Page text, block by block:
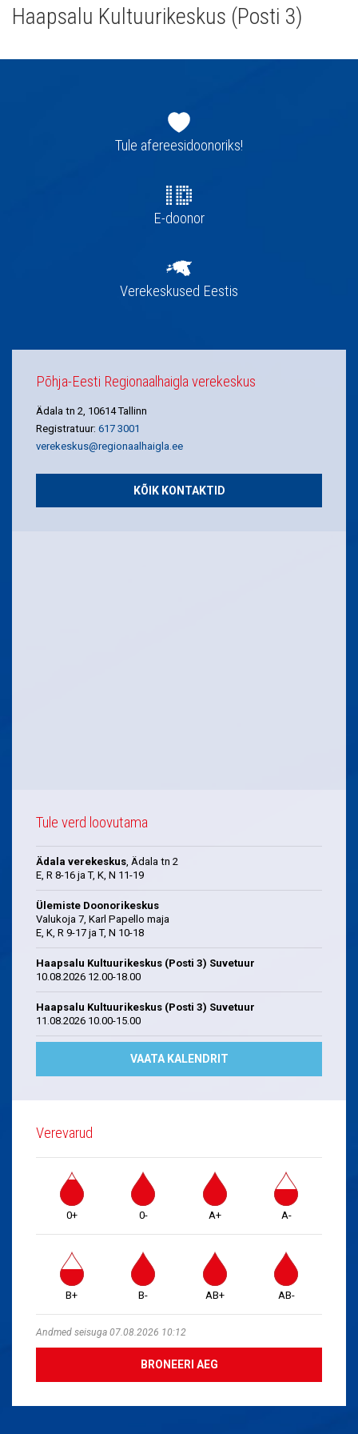
Haapsalu Kultuurikeskus (Posti 3)
navigatsioonTule afereesidoonoriks!
E-doonor
Verekeskused Eestis
Põhja-Eesti Regionaalhaigla verekeskus
Ädala tn 2, 10614 Tallinn
Registratuur: 617 3001
verekeskus@regionaalhaigla.ee
KÕIK KONTAKTID
Tule verd loovutama
Ädala verekeskus, Ädala tn 2
E, R 8-16 ja T, K, N 11-19
Ülemiste Doonorikeskus
Valukoja 7, Karl Papello maja
E, K, R 9-17 ja T, N 10-18
Haapsalu Kultuurikeskus (Posti 3) Suvetuur
10.08.2026 12.00-18.00
Haapsalu Kultuurikeskus (Posti 3) Suvetuur
11.08.2026 10.00-15.00
VAATA KALENDRIT
Verevarud
0+ 0- A+ A-
B+ B- AB+ AB-
Andmed seisuga 07.08.2026 10:12
BRONEERI AEG